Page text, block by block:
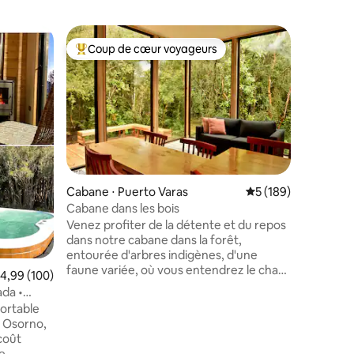
: 4,97 sur 5
appréciés
moyenne sur la base de 100 commentaires : 4,99 sur 5
4,99 (100)
•
Coups de cœur voyageurs les plus appréciés
Coup de cœur voyageurs
Cabane ⋅ Puerto Varas Évaluation
5 (189)
Cabane dans les bois
Venez profiter de la détente et du repos
dans notre cabane dans la forêt,
entourée d'arbres indigènes, d'une
faune variée, où vous entendrez le chant